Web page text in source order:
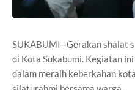
SUKABUMI--Gerakan shalat
di Kota Sukabumi. Kegiatan
dalam meraih keberkahan